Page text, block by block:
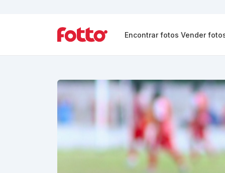
Encontrar fotos Vender